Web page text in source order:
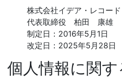
株式会社イデア・レコード
代表取締役 柏田 康雄
制定日：2016年5月1日
改定日：2025年5月28日
個人情報に関